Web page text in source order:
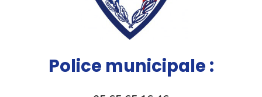
Police municipale :